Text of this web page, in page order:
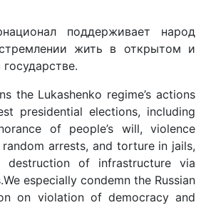
поддерживает народ
жить в открытом и
the Lukashenko regime’s actions
presidential elections, including
of people’s will, violence
arrests, and torture in jails,
destruction of infrastructure via
especially condemn the Russian
on violation of democracy and